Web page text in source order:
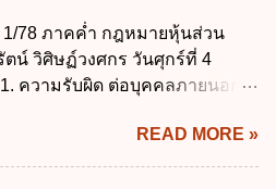
ดตามคู่สมรส ต้องมีระยะเวลาไม่
นข้อใดเพื่อมิให้มีผลเป็นการลา
าร ก. ไม่เกิน 2 ปี ข. ไม่เกิน 3...
คลให้ถูกต้อง ก. ร้องทุกข์ ข. ร้อง
รณ์ ง. ฟ้องร้อง ข้อ 44 หลักการ
ธิในการลบข้อมูลส่วนบุคคล คือ
นบุคคล ข. ขอให้ทำลายข้อมูล
. ทำให้ข้อมูลส่วนบุคคลไม่
78 ภาคค่ำ กฎหมายหุ้นส่วน
ตน์ วิศิษฏ์วงศกร วันศุกร์ที่ 4
ความรับผิด ต่อบุคคลภายนอก
ทางที่เป็น ธรรมดาการค้าขาย
โดยพิจารณาตามสภาพแห่ง
READ MORE »